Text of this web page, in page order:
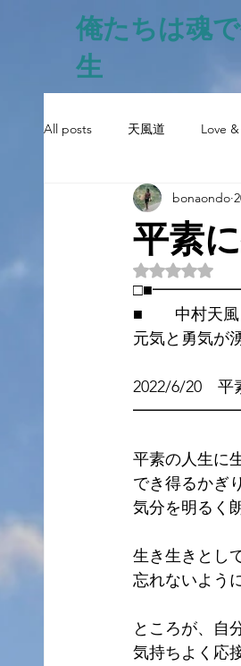
俺たちは魂
生
All posts 天風道 Love
平素
bonaondo
5つ星のう
■　　中村天
元気と勇気が
2022/6/20　平
平素の人生に
でき得るかぎ
気分を明るく
生き生きとし
忘れないよう
ところが、自
気持ちよく応